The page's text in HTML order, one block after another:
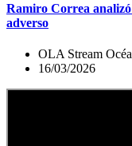
Ramiro Correa
adverso
OLA Stream
16/03/2026